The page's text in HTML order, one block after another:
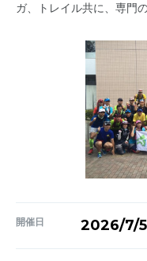
ガ、トレイル共に、専門
開催日 2026/7/5